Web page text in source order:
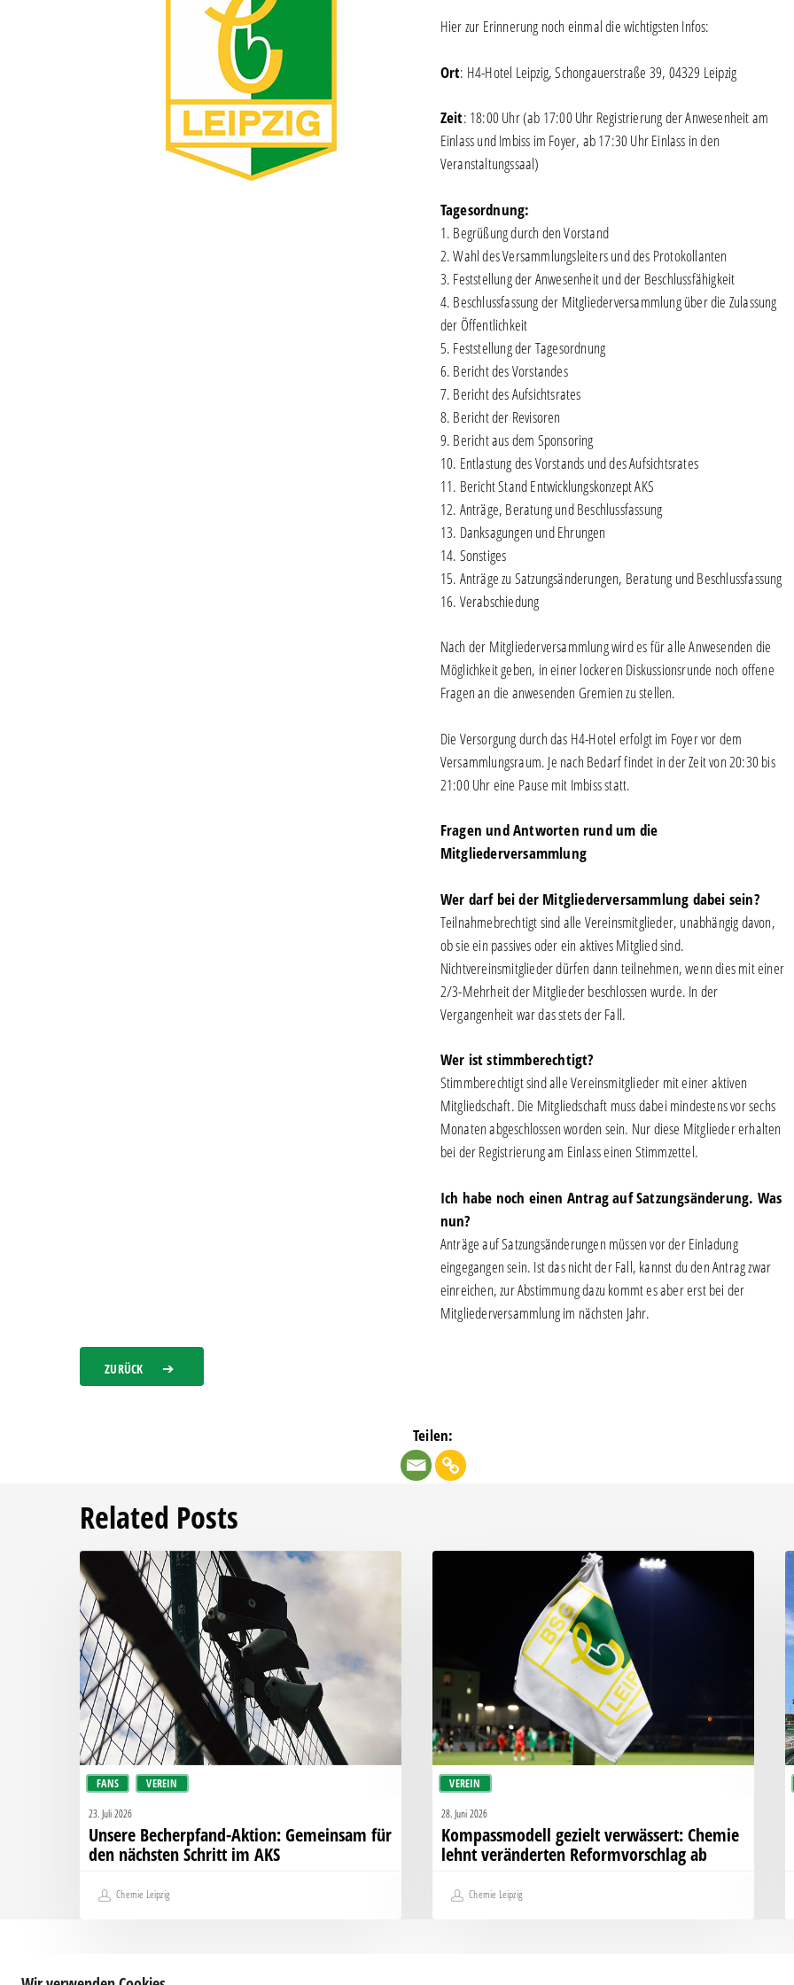
Hier zur Erinnerung noch einmal die wichtigsten Infos:
Ort: H4-Hotel Leipzig, Schongauerstraße 39, 04329 Leipzig
Zeit: 18:00 Uhr (ab 17:00 Uhr Registrierung der Anwesenheit am
Einlass und Imbiss im Foyer, ab 17:30 Uhr Einlass in den
Veranstaltungssaal)
Tagesordnung:
1. Begrüßung durch den Vorstand
2. Wahl des Versammlungsleiters und des Protokollanten
3. Feststellung der Anwesenheit und der Beschlussfähigkeit
4. Beschlussfassung der Mitgliederversammlung über die Zulassung
der Öffentlichkeit
5. Feststellung der Tagesordnung
6. Bericht des Vorstandes
7. Bericht des Aufsichtsrates
8. Bericht der Revisoren
9. Bericht aus dem Sponsoring
10. Entlastung des Vorstands und des Aufsichtsrates
11. Bericht Stand Entwicklungskonzept AKS
12. Anträge, Beratung und Beschlussfassung
13. Danksagungen und Ehrungen
14. Sonstiges
15. Anträge zu Satzungsänderungen, Beratung und Beschlussfassung
16. Verabschiedung
Nach der Mitgliederversammlung wird es für alle Anwesenden die
Möglichkeit geben, in einer lockeren Diskussionsrunde noch offene
Fragen an die anwesenden Gremien zu stellen.
Die Versorgung durch das H4-Hotel erfolgt im Foyer vor dem
Versammlungsraum. Je nach Bedarf findet in der Zeit von 20:30 bis
21:00 Uhr eine Pause mit Imbiss statt.
Fragen und Antworten rund um die
Mitgliederversammlung
Wer darf bei der Mitgliederversammlung dabei sein?
Teilnahmebrechtigt sind alle Vereinsmitglieder, unabhängig davon,
ob sie ein passives oder ein aktives Mitglied sind.
Nichtvereinsmitglieder dürfen dann teilnehmen, wenn dies mit einer
2/3-Mehrheit der Mitglieder beschlossen wurde. In der
Vergangenheit war das stets der Fall.
Wer ist stimmberechtigt?
Stimmberechtigt sind alle Vereinsmitglieder mit einer aktiven
Mitgliedschaft. Die Mitgliedschaft muss dabei mindestens vor sechs
Monaten abgeschlossen worden sein. Nur diese Mitglieder erhalten
bei der Registrierung am Einlass einen Stimmzettel.
Ich habe noch einen Antrag auf Satzungsänderung. Was
nun?
Anträge auf Satzungsänderungen müssen vor der Einladung
eingegangen sein. Ist das nicht der Fall, kannst du den Antrag zwar
einreichen, zur Abstimmung dazu kommt es aber erst bei der
Mitgliederversammlung im nächsten Jahr.
ZURÜCK
Teilen:
Related Posts
FANS VEREIN
Unsere
Becherpfand-
Aktion:
Gemeinsam
für
den
nächsten
Schritt
im
AKS
23. Juli 2026
Unsere Becherpfand-Aktion: Gemeinsam für
den nächsten Schritt im AKS
Chemie Leipzig
VEREIN
veränderten
Reformvorschlag
ab
28. Juni 2026
Kompassmodell gezielt verwässert: Chemie
lehnt veränderten Reformvorschlag ab
Chemie Leipzig